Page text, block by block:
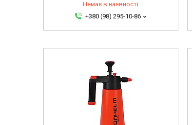
Немає в наявності
+380 (98) 295-10-86